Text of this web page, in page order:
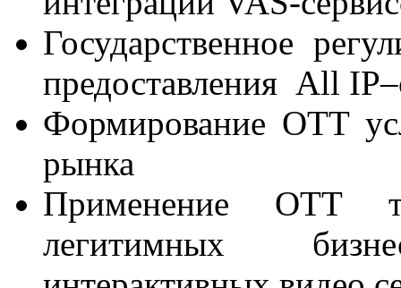
Государственное
предоставления All
Формирование ОТТ
рынка
Применение ОТТ
легитимных